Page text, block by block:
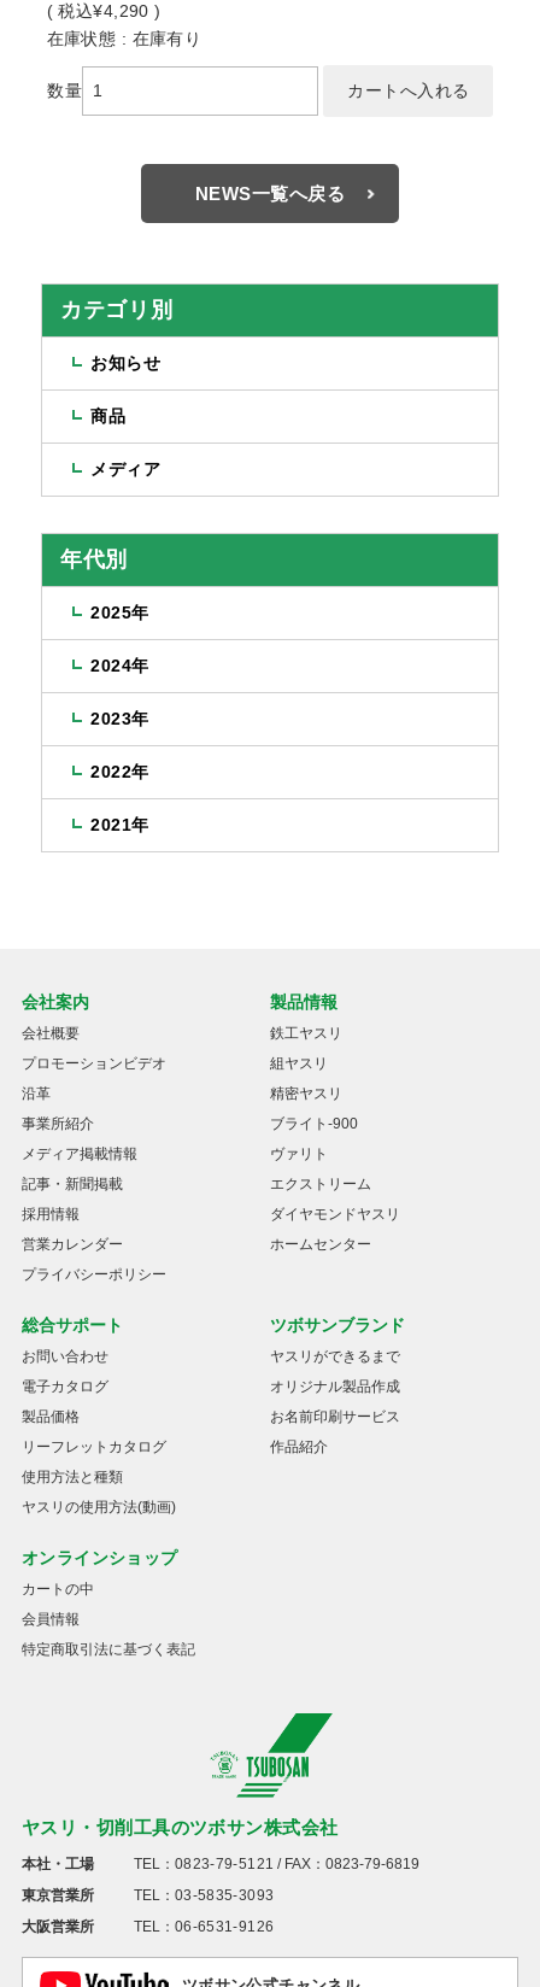
(税込¥4,290 )
在庫状態 : 在庫有り
数量
NEWS一覧へ戻る
カテゴリ別
お知らせ
商品
メディア
年代別
2025年
2024年
2023年
2022年
2021年
ヤスリ・切削工具のツボサン株式会社
本社・工場 TEL： 0823-79-5121 / FAX：0823-79-6819
東京営業所
TEL： 03-5835-3093
大阪営業所
TEL： 06-6531-9126
会社案内
会社概要
プロモーションビデオ
沿革
事業所紹介
メディア掲載情報
記事・新聞掲載
採用情報
営業カレンダー
プライバシーポリシー
製品情報
鉄工ヤスリ
組ヤスリ
精密ヤスリ
ブライト-900
ヴァリト
エクストリーム
ダイヤモンドヤスリ
ホームセンター
総合サポート
お問い合わせ
電子カタログ
製品価格
リーフレットカタログ
使用方法と種類
ヤスリの使用方法(動画)
ツボサンブランド
ヤスリができるまで
オリジナル製品作成
お名前印刷サービス
作品紹介
オンラインショップ
カートの中
会員情報
特定商取引法に基づく表記